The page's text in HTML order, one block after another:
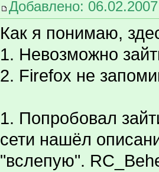
Добавлено:
Как я понимаю,
1. Невозможно
2. Firefox не
1. Попробовал
сети нашёл
"вслепую".